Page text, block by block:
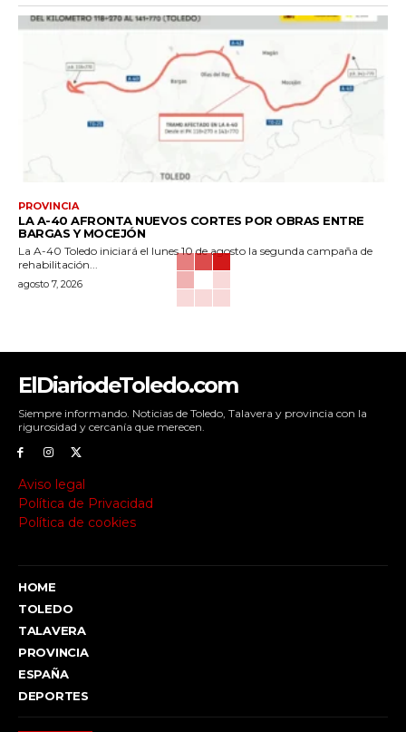
PROVINCIA
LA A-40 AFRONTA NUEVOS CORTES POR OBRAS ENTRE
BARGAS Y MOCEJÓN
La A-40 Toledo iniciará el lunes 10 de agosto la segunda campaña de
rehabilitación...
agosto 7, 2026
ElDiariodeToledo.com
Siempre informando. Noticias de Toledo, Talavera y provincia con la
rigurosidad y cercanía que merecen.
Aviso legal
Política de Privacidad
Política de cookies
HOME
TOLEDO
TALAVERA
PROVINCIA
ESPAÑA
DEPORTES